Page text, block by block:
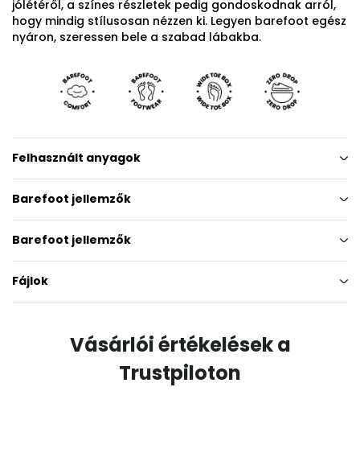
jólétéről, a színes részletek pedig gondoskodnak arról,
hogy mindig stílusosan nézzen ki. Legyen barefoot egész
nyáron, szeressen bele a szabad lábakba.
Felhasznált anyagok
Barefoot jellemzők
Barefoot jellemzők
Fájlok
Vásárlói értékelések a
Trustpiloton